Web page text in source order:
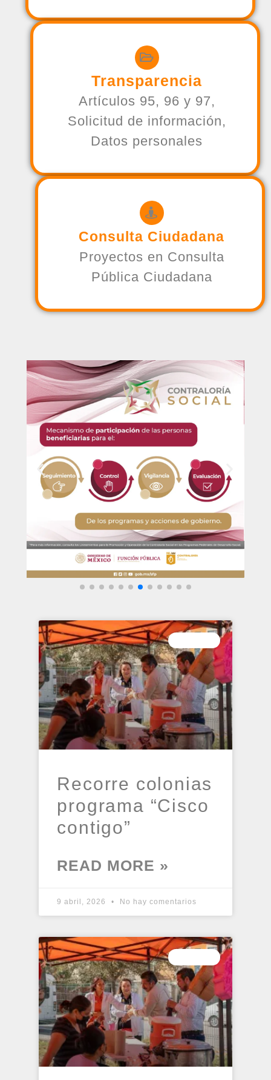
Transparencia
Artículos 95, 96 y 97,
Solicitud de información,
Datos personales
Consulta Ciudadana
Proyectos en Consulta
Pública Ciudadana
Recorre colonias
programa “Cisco
contigo”
READ MORE »
9 abril, 2026 No hay comentarios